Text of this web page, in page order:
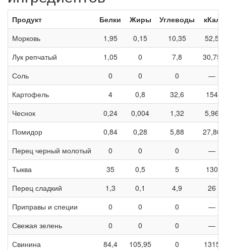
Продукт Белки Жиры Углеводы
кКал
Морковь
1,95 0,15 10,35
52,5
Лук репчатый
1,05 0 7,8
30,75
Соль
0 0 0
—
Картофель
4 0,8 32,6
154
Чеснок
0,24 0,004 1,32
5,96
Помидор
0,84 0,28 5,88
27,86
Перец черный молотый
0 0 0
—
Тыква
35 0,5 5
130
Перец сладкий
1,3 0,1 4,9
26
Приправы и специи
0 0 0
—
Свежая зелень
0 0 0
—
Свинина
84,4 105,95 0
1315